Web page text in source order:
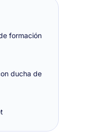
formación
ducha de